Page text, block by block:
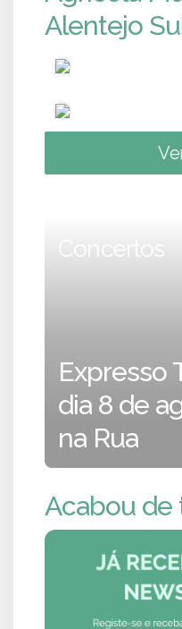
Alentejo
Concertos
Expresso
dia 8 de
na Rua
Acabou de